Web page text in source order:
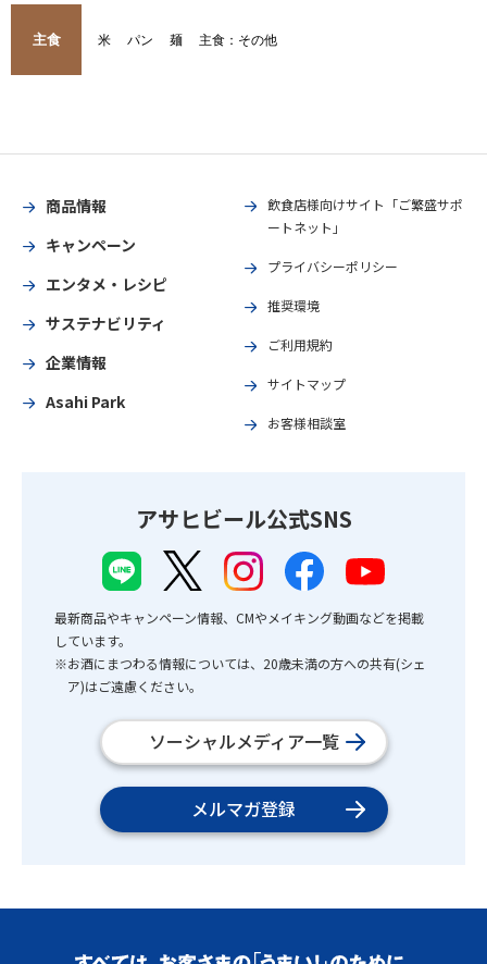
主食 米 パン 麺 主食：その他
商品情報
キャンペーン
エンタメ・レシピ
サステナビリティ
企業情報
Asahi Park
飲食店様向けサイト「ご繁盛サポ
ートネット」
プライバシーポリシー
推奨環境
ご利用規約
サイトマップ
お客様相談室
アサヒビール公式SNS
最新商品やキャンペーン情報、CMやメイキング動画などを掲載
しています。
※お酒にまつわる情報については、20歳未満の方への共有(シェ
ア)はご遠慮ください。
ソーシャルメディア一覧
メルマガ登録